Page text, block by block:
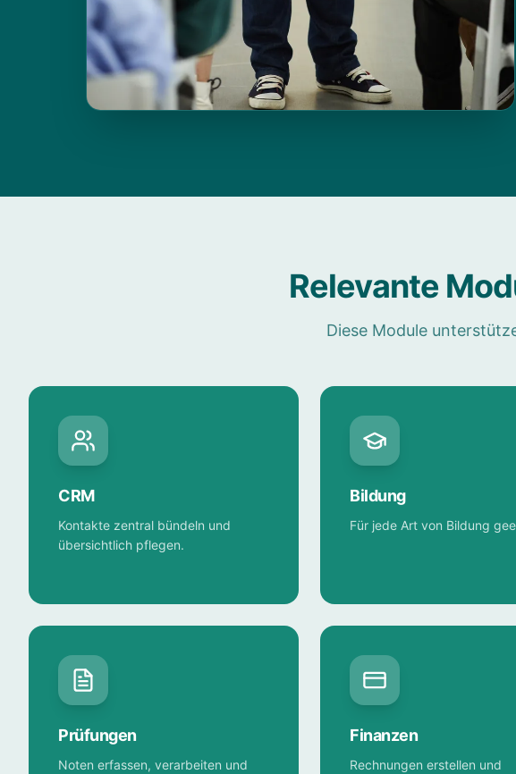
Relevante
Diese Module
CRM
Kontakte zentral bündeln und
übersichtlich pflegen.
Bildung
Für jede Art von Bildung
Prüfungen
Noten erfassen, verarbeiten und
Finanzen
Rechnungen erstellen und